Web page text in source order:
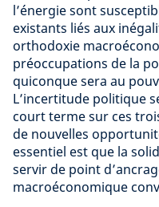
l’énergie sont
existants liés aux
orthodoxie
préoccupations de la
quiconque sera au
L’incertitude politique
court terme sur ces
de nouvelles
essentiel est que la
servir de point
macroéconomique